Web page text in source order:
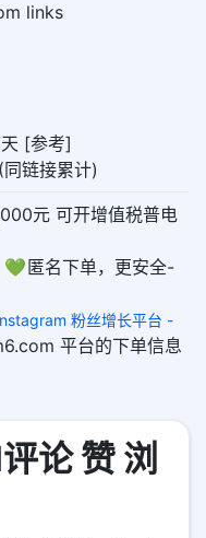
links
[参考]
链接累计)
元 可开增值税普电
匿名下单，更安全-
粉丝增长平台 -
平台的下单信息
论 赞 浏